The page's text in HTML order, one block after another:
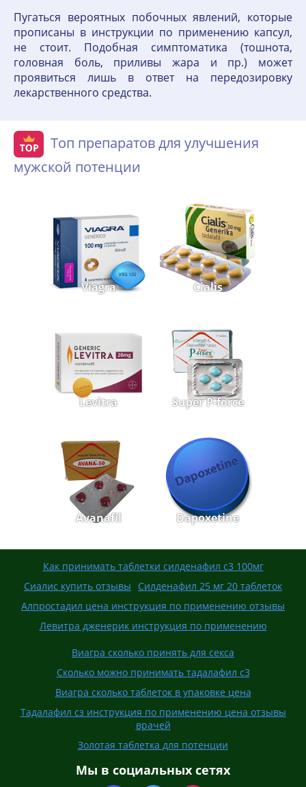
Пугаться вероятных побочных явлений, которые
прописаны в инструкции по применению капсул,
не стоит. Подобная симптоматика (тошнота,
головная боль, приливы жара и пр.) может
проявиться лишь в ответ на передозировку
лекарственного средства.
Топ препаратов для улучшения
мужской потенции
Viagra Cialis
Levitra Super P-force
Avanafil Dapoxetine
Как принимать таблетки силденафил с3 100мг
Сиалис купить отзывы Силденафил 25 мг 20 таблеток
Алпростадил цена инструкция по применению отзывы
Левитра дженерик инструкция по применению
Виагра сколько принять для секса
Сколько можно принимать тадалафил с3
Виагра сколько таблеток в упаковке цена
Тадалафил сз инструкция по применению цена отзывы
врачей
Золотая таблетка для потенции
Мы в социальных сетях